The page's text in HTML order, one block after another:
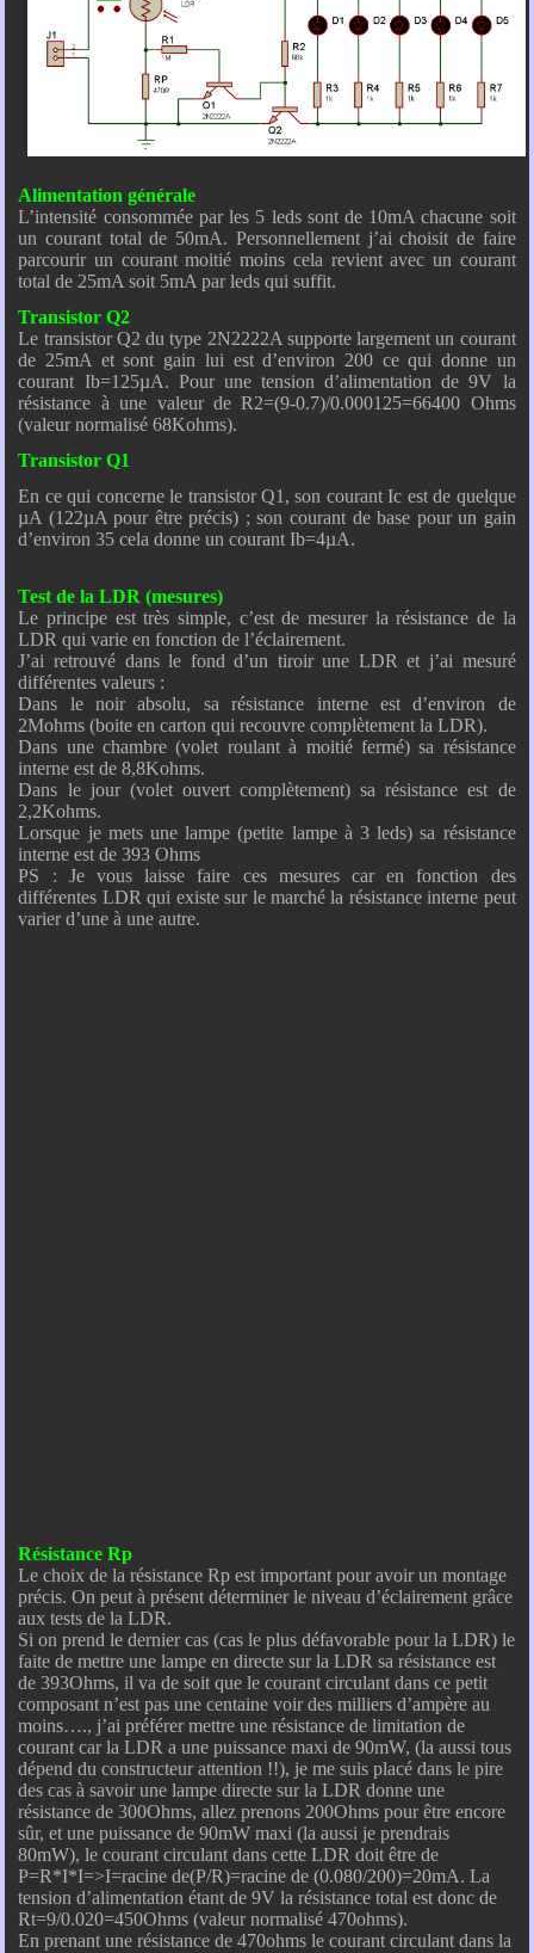
Alimentation générale
L’intensité consommée par les 5 leds sont de 10mA chacune soit
un courant total de 50mA. Personnellement j’ai choisit de faire
parcourir un courant moitié moins cela revient avec un courant
total de 25mA soit 5mA par leds qui suffit.
Transistor Q2
Le transistor Q2 du type 2N2222A supporte largement un courant
de 25mA et sont gain lui est d’environ 200 ce qui donne un
courant Ib=125µA. Pour une tension d’alimentation de 9V la
résistance à une valeur de R2=(9-0.7)/0.000125=66400 Ohms
(valeur normalisé 68Kohms).
Transistor Q1
En ce qui concerne le transistor Q1, son courant Ic est de quelque
µA (122µA pour être précis) ; son courant de base pour un gain
d’environ 35 cela donne un courant Ib=4µA.
Test de la LDR (mesures)
Le principe est très simple, c’est de mesurer la résistance de la
LDR qui varie en fonction de l’éclairement.
J’ai retrouvé dans le fond d’un tiroir une LDR et j’ai mesuré
différentes valeurs :
Dans le noir absolu, sa résistance interne est d’environ de
2Mohms (boite en carton qui recouvre complètement la LDR).
Dans une chambre (volet roulant à moitié fermé) sa résistance
interne est de 8,8Kohms.
Dans le jour (volet ouvert complètement) sa résistance est de
2,2Kohms.
Lorsque je mets une lampe (petite lampe à 3 leds) sa résistance
interne est de 393 Ohms
PS : Je vous laisse faire ces mesures car en fonction des
différentes LDR qui existe sur le marché la résistance interne peut
varier d’une à une autre.
Résistance Rp
Le choix de la résistance Rp est important pour avoir un montage
précis. On peut à présent déterminer le niveau d’éclairement grâce
aux tests de la LDR.
Si on prend le dernier cas (cas le plus défavorable pour la LDR) le
faite de mettre une lampe en directe sur la LDR sa résistance est
de 393Ohms, il va de soit que le courant circulant dans ce petit
composant n’est pas une centaine voir des milliers d’ampère au
moins…., j’ai préférer mettre une résistance de limitation de
courant car la LDR a une puissance maxi de 90mW, (la aussi tous
dépend du constructeur attention !!), je me suis placé dans le pire
des cas à savoir une lampe directe sur la LDR donne une
résistance de 300Ohms, allez prenons 200Ohms pour être encore
sûr, et une puissance de 90mW maxi (la aussi je prendrais
80mW), le courant circulant dans cette LDR doit être de
P=R*I*I=>I=racine de(P/R)=racine de (0.080/200)=20mA. La
tension d’alimentation étant de 9V la résistance total est donc de
Rt=9/0.020=450Ohms (valeur normalisé 470ohms).
En prenant une résistance de 470ohms le courant circulant dans la